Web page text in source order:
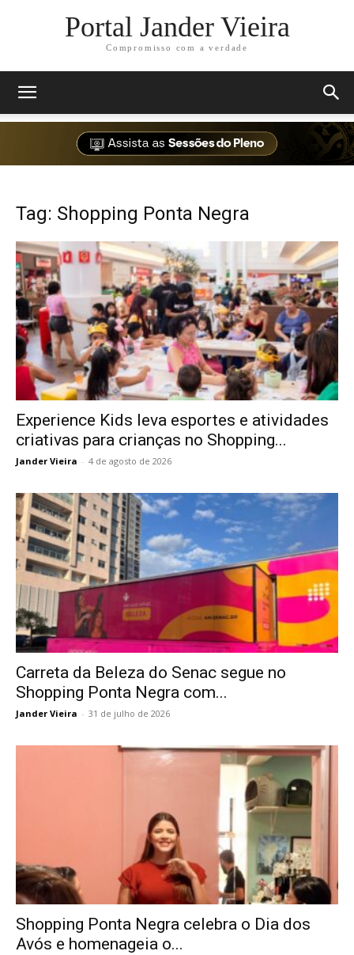
Portal Jander Vieira
Compromisso com a verdade
Tag: Shopping Ponta Negra
Experience Kids leva esportes e atividades
criativas para crianças no Shopping...
Jander Vieira - 4 de agosto de 2026
Carreta da Beleza do Senac segue no
Shopping Ponta Negra com...
Jander Vieira - 31 de julho de 2026
Shopping Ponta Negra celebra o Dia dos
Avós e homenageia o...